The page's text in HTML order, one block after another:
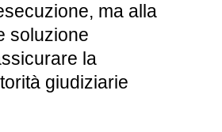
ma alla
soluzione
la
giudiziarie